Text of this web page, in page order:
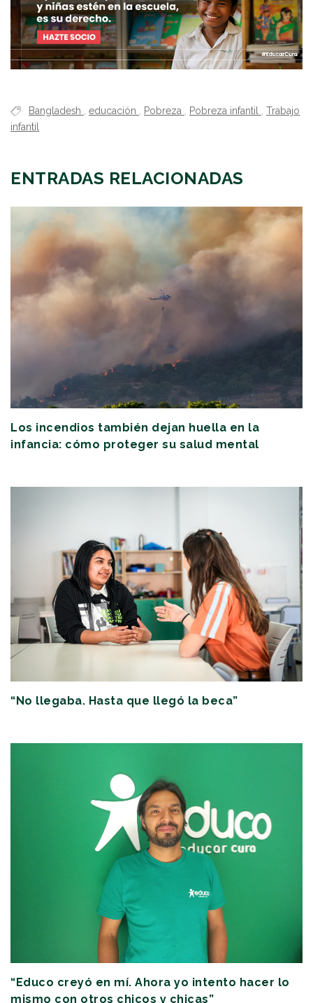
Bangladesh educación Pobreza Pobreza infantil
Trabajo
infantil
ENTRADAS RELACIONADAS
Los incendios también dejan huella en la
infancia: cómo proteger su salud mental
“No llegaba. Hasta que llegó la beca”
“Educo creyó en mí. Ahora yo intento hacer lo
mismo con otros chicos y chicas”